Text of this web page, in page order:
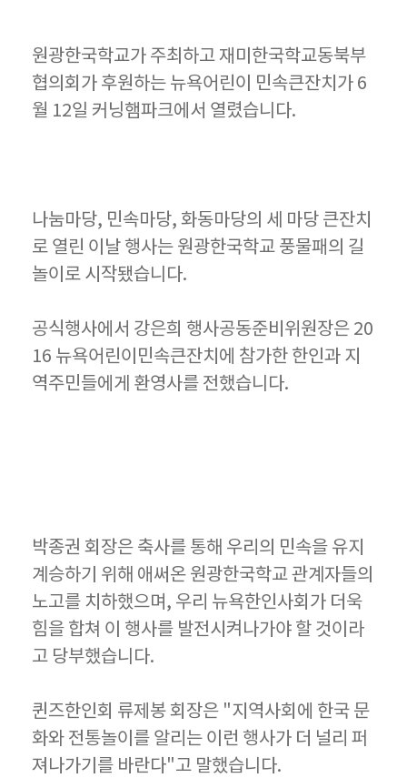
원광한국학교가 주최하고 재미한국학교동북부
협의회가 후원하는 뉴욕어린이 민속큰잔치가 6
월 12일 커닝햄파크에서 열렸습니다.
나눔마당, 민속마당, 화동마당의 세 마당 큰잔치
로 열린 이날 행사는 원광한국학교 풍물패의 길
놀이로 시작됐습니다.
공식행사에서 강은희 행사공동준비위원장은 20
16 뉴욕어린이민속큰잔치에 참가한 한인과 지
역주민들에게 환영사를 전했습니다.
박종권 회장은 축사를 통해 우리의 민속을 유지
계승하기 위해 애써온 원광한국학교 관계자들의
노고를 치하했으며, 우리 뉴욕한인사회가 더욱
힘을 합쳐 이 행사를 발전시켜나가야 할 것이라
고 당부했습니다.
퀸즈한인회 류제봉 회장은 "지역사회에 한국 문
화와 전통놀이를 알리는 이런 행사가 더 널리 퍼
져나가기를 바란다"고 말했습니다.